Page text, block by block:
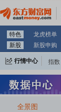
特色 龙虎榜单
新股
新股申购
行情中心 指数
全景图